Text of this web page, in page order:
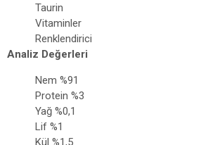
Taurin
Vitaminler
Renklendirici
Analiz Değerleri
Nem %91
Protein %3
Yağ %0,1
Lif %1
Kül %1,5